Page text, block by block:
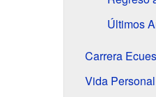
Últimos
Carrera
Vida